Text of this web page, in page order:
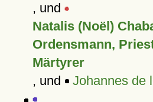
, und
Natalis (Noël)
Ordensmann,
Märtyrer
, und
Johannes de